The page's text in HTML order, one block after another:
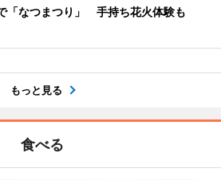
「なつまつり」 手持ち花火体験も
もっと見る
食べる